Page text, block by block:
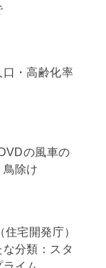
・高齢化率
の風車の
除け
宅開発庁）
分類：スタ